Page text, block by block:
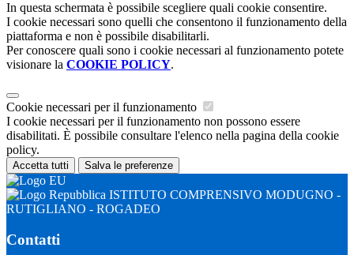
In questa schermata è possibile scegliere quali cookie consentire.
I cookie necessari sono quelli che consentono il funzionamento della
piattaforma e non è possibile disabilitarli.
Per conoscere quali sono i cookie necessari al funzionamento potete
visionare la COOKIE POLICY.
Cookie necessari per il funzionamento
I cookie necessari per il funzionamento non possono essere
disabilitati. È possibile consultare l'elenco nella pagina della cookie
policy.
Accetta tutti Salva le preferenze
ISTITUTO COMPRENSIVO MODUGNO -
RUTIGLIANO - ROGADEO
Contatti